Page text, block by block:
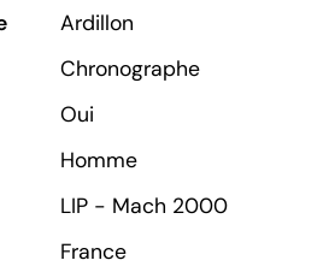
Ardillon
Chronographe
Oui
Homme
LIP - Mach 2000
France